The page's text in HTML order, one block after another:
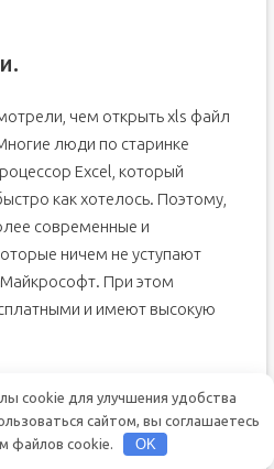
чем открыть xls файл
люди по старинке
Excel, который
как хотелось. Поэтому,
современные и
ничем не уступают
При этом
и имеют высокую
в программе Excel, входящей
cookie для улучшения удобства
сайтом, вы соглашаетесь
файлов cookie.
OK